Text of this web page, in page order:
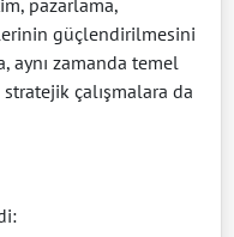
güçlendirilmesini
aynı zamanda temel
çalışmalara da